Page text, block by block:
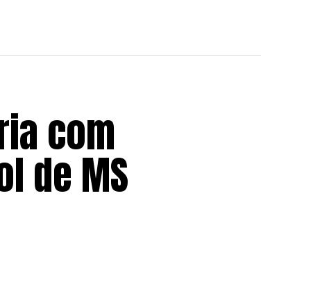
com
de MS